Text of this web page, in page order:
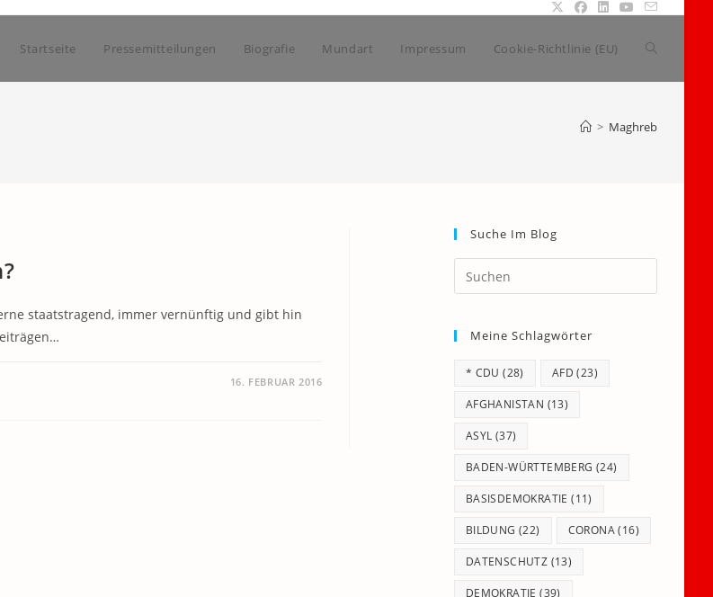
Startseite Pressemitteilungen Biografie Mundart Impressum Cookie-Richtlinie (EU) Website-
> Maghreb
staatstragend, immer vernünftig und gibt hin
16. FEBRUAR 2016
Suche Im Blog
Escape
Meine Schlagwörter
* CDU (28) AFD (23)
AFGHANISTAN (13)
ASYL (37)
BADEN-WÜRTTEMBERG (24)
BASISDEMOKRATIE (11)
BILDUNG (22) CORONA(16)
DATENSCHUTZ (13)
DEMOKRATIE (39)